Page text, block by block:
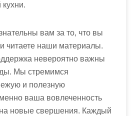
вам за то, что вы
читаете наши материалы.
невероятно важны
Мы стремимся
и полезную
ваша вовлеченность
новые свершения. Каждый